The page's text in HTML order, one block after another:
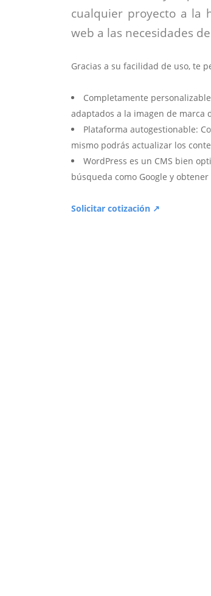
cualquier proyecto a la
web a las necesidades
Gracias a su facilidad de uso, te
Completamente
adaptados a la imagen de marca
Plataforma autogestionable:
mismo podrás actualizar los
WordPress es un CMS bien
búsqueda como Google y
Solicitar cotización ↗